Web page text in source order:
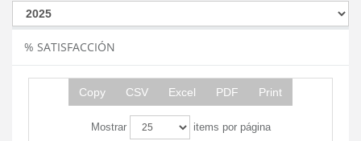
% SATISFACCIÓN
Copy CSV Excel PDF Print
Mostrar items por página